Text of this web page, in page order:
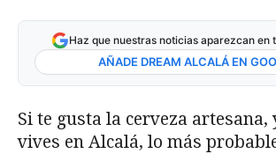
Haz que nuestras noticias aparezcan en
AÑADE DREAM ALCALÁ EN
Si te gusta la cerveza
vives en Alcalá, lo más